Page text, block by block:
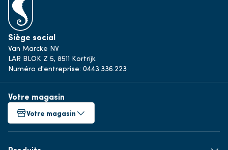
Siège social
Van Marcke NV
LAR BLOK Z 5, 8511 Kortrijk
Numéro d'entreprise: 0443.336.223
Votre magasin
Votre magasin